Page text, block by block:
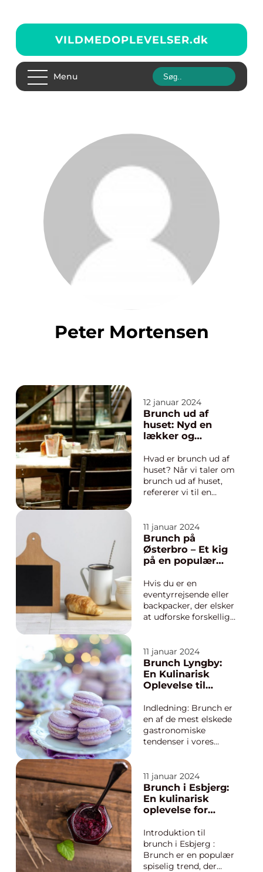
VILDMEDOPLEVELSER.dk
Menu
Peter Mortensen
12 januar 2024
Brunch ud af
huset: Nyd en
lækker og
spiseoplevelse
under åben
himmel
Hvad er brunch ud af
huset? Når vi taler om
brunch ud af huset,
refererer vi til en
nyder en lækker og
afslappet
spiseoplevelse, typisk
under åben himmel
traditionelle
spisesteder som
restauranter eller
café...
11 januar 2024
Brunch på
Østerbro – Et kig
på en populær
oplevelse
Hvis du er en
eventyrrejsende eller
backpacker, der elsker
at udforske forskellige
i København et must-
visit sted. Med sin
charmerende
atmosfære og en
madmuligheder er
brunch på Østerb...
11 januar 2024
Brunch Lyngby:
En Kulinarisk
Oplevelse til
Indledning: Brunch er
en af de mest elskede
gastronomiske
tendenser i vores
morgenmad og
frokost, er brunch
blevet populært for
folk i alle aldre og
denne artikel vil vi
udforske fænomenet
brunc...
11 januar 2024
Brunch i Esbjerg:
En kulinarisk
oplevelse for
og backpackere
Introduktion til
brunch i Esbjerg :
Brunch er en populær
spiselig trend, der